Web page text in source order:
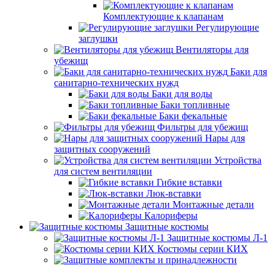
Комплектующие к клапанам
Регулирующие
заглушки
Вентиляторы для
убежищ
Баки для
санитарно-технических нужд
Баки для воды
Баки топливные
Баки фекальные
Фильтры для убежищ
Нары для
защитных сооружений
Устройства
для систем вентиляции
Гибкие вставки
Люк-вставки
Монтажные детали
Калориферы
Защитные костюмы
Защитные костюмы Л-1
Костюмы серии КИХ